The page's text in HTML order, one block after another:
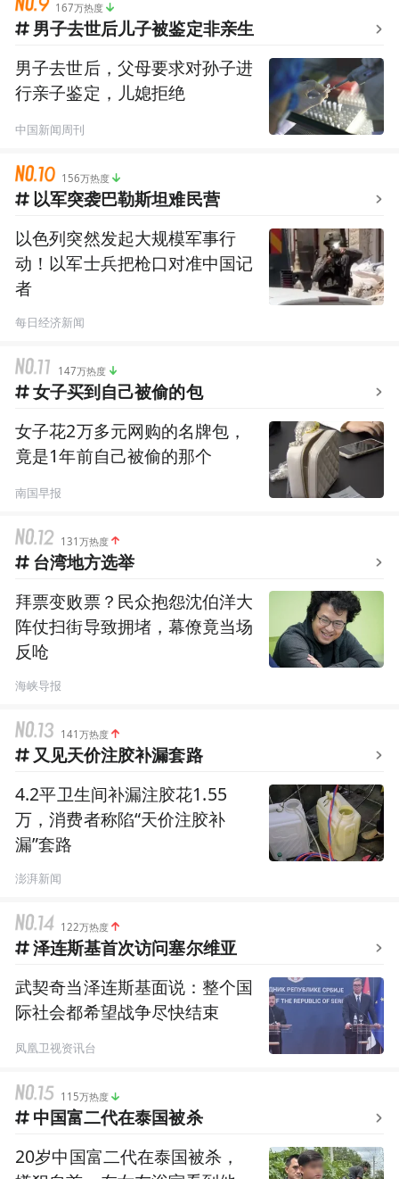
167万热度
男子去世后儿子被鉴定非亲生
男子去世后，父母要求对孙子进
行亲子鉴定，儿媳拒绝
中国新闻周刊
156万热度
以军突袭巴勒斯坦难民营
以色列突然发起大规模军事行
动！以军士兵把枪口对准中国记
者
每日经济新闻
147万热度
女子买到自己被偷的包
女子花2万多元网购的名牌包，
竟是1年前自己被偷的那个
南国早报
131万热度
台湾地方选举
拜票变败票？民众抱怨沈伯洋大
阵仗扫街导致拥堵，幕僚竟当场
反呛
海峡导报
141万热度
又见天价注胶补漏套路
4.2平卫生间补漏注胶花1.55
万，消费者称陷“天价注胶补
漏”套路
澎湃新闻
122万热度
泽连斯基首次访问塞尔维亚
武契奇当泽连斯基面说：整个国
际社会都希望战争尽快结束
凤凰卫视资讯台
115万热度
中国富二代在泰国被杀
20岁中国富二代在泰国被杀，